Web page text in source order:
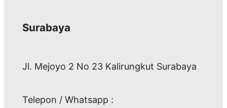
Surabaya
Jl. Mejoyo 2 No 23 Kalirungkut Surabaya
Telepon / Whatsapp :